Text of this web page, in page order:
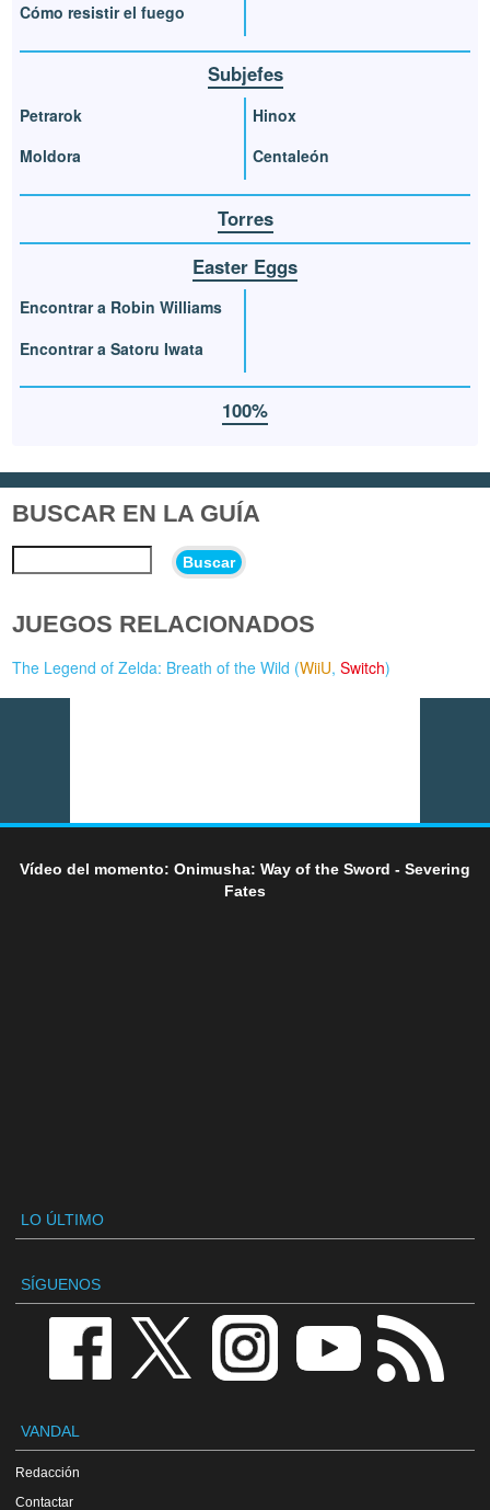
Cómo resistir el fuego
Subjefes
Petrarok
Moldora
Hinox
Centaleón
Torres
Easter Eggs
Encontrar a Robin Williams
Encontrar a Satoru Iwata
100%
BUSCAR EN LA GUÍA
Buscar
JUEGOS RELACIONADOS
The Legend of Zelda: Breath of the Wild (WiiU,Switch)
Vídeo del momento: Onimusha: Way of the Sword - Severing
Fates
LO ÚLTIMO
SÍGUENOS
VANDAL
Redacción
Contactar